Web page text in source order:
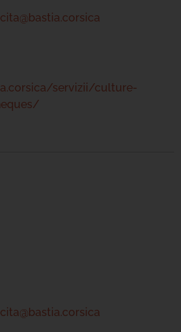
servizii/culture-